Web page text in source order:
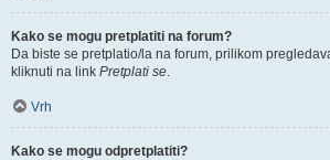
Kako se mogu pretplatiti na forum?
Da biste se pretplatio/la na forum, prilikom
kliknuti na link Pretplati se.
Vrh
Kako se mogu odpretplatiti?